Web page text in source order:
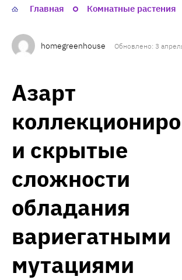
Главная Комнатные растения
homegreenhouse Обновлено: 3
Азарт
и скрытые
сложности
обладания
вариегатными
мутациями